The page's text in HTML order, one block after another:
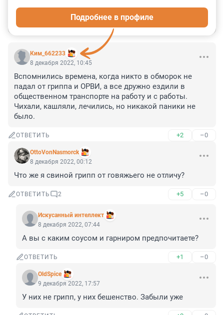
Ким_662233
Подробнее в профиле
8 декабря 2022, 10:45
Вспомнились времена, когда никто в обморок не
падал от гриппа и ОРВИ, а все дружно ездили в
общественном транспорте на работу и с работы.
Чихали, кашляли, лечились, но никакой паники не
было.
ОТВЕТИТЬ +2 –0
OttoVonNasmorck
8 декабря 2022, 00:12
Что же я свиной грипп от говяжьего не отличу?
ОТВЕТИТЬ 2 +5 –0
Искусанный интеллект
8 декабря 2022, 07:44
А вы с каким соусом и гарниром предпочитаете?
ОТВЕТИТЬ +1 –0
OldSpice
9 декабря 2022, 17:57
У них не грипп, у них бешенство. Забыли уже